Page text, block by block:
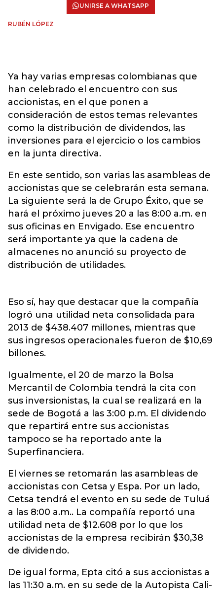
UNIRSE A WHATSAPP
RUBÉN LÓPEZ
Ya hay varias empresas colombianas que
han celebrado el encuentro con sus
accionistas, en el que ponen a
consideración de estos temas relevantes
como la distribución de dividendos, las
inversiones para el ejercicio o los cambios
en la junta directiva.
En este sentido, son varias las asambleas de
accionistas que se celebrarán esta semana.
La siguiente será la de Grupo Éxito, que se
hará el próximo jueves 20 a las 8:00 a.m. en
sus oficinas en Envigado. Ese encuentro
será importante ya que la cadena de
almacenes no anunció su proyecto de
distribución de utilidades.
Eso sí, hay que destacar que la compañía
logró una utilidad neta consolidada para
2013 de $438.407 millones, mientras que
sus ingresos operacionales fueron de $10,69
billones.
Igualmente, el 20 de marzo la Bolsa
Mercantil de Colombia tendrá la cita con
sus inversionistas, la cual se realizará en la
sede de Bogotá a las 3:00 p.m. El dividendo
que repartirá entre sus accionistas
tampoco se ha reportado ante la
Superfinanciera.
El viernes se retomarán las asambleas de
accionistas con Cetsa y Espa. Por un lado,
Cetsa tendrá el evento en su sede de Tuluá
a las 8:00 a.m.. La compañía reportó una
utilidad neta de $12.608 por lo que los
accionistas de la empresa recibirán $30,38
de dividendo.
De igual forma, Epta citó a sus accionistas a
las 11:30 a.m. en su sede de la Autopista Cali-